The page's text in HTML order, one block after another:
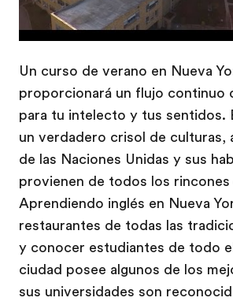
Un curso de verano en Nueva
proporcionará un flujo continuo
para tu intelecto y tus sentidos.
un verdadero crisol de culturas,
de las Naciones Unidas y sus
provienen de todos los rincones
Aprendiendo inglés en Nueva
restaurantes de todas las
y conocer estudiantes de todo
ciudad posee algunos de los
sus universidades son